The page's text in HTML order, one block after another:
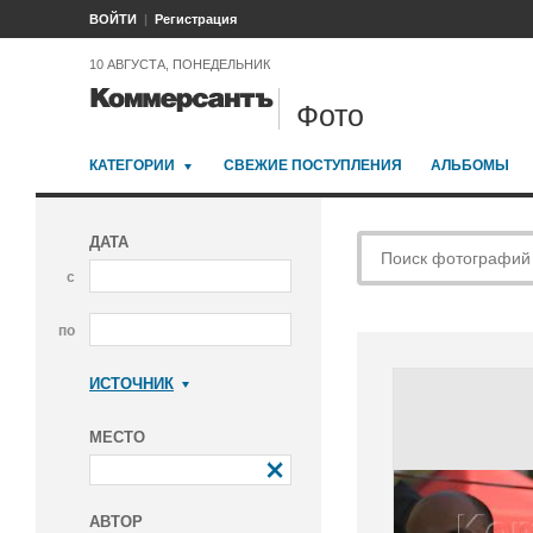
ВОЙТИ Регистрация
10 АВГУСТА, ПОНЕДЕЛЬНИК
Фото
КАТЕГОРИИ СВЕЖИЕ ПОСТУПЛЕНИЯ АЛЬБОМЫ
ДАТА
с
по
ИСТОЧНИК
МЕСТО
АВТОР